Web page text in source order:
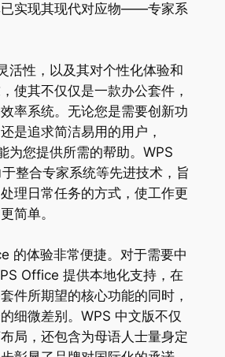
已实现其现代对应物——专家系
活性，以及其对个性化体验和
使其不仅仅是一款办公套件，
率系统。无论您是需要创新功
是追求简洁易用的用户，
为您提供所需的帮助。WPS
整合专家系统等先进技术，旨
理日常任务的方式，使工作更
简单。
的体验非常便捷。对于需要中
Office 提供本地化支持，在
件所期望的核心功能的同时，
细微差别。WPS 中文版不仅
局，还包含为母语人士量身定